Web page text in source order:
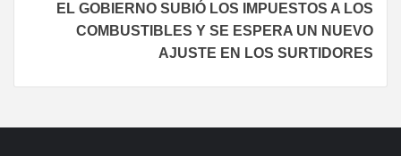
EL GOBIERNO SUBIÓ LOS IMPUESTOS A LOS
COMBUSTIBLES Y SE ESPERA UN NUEVO
AJUSTE EN LOS SURTIDORES